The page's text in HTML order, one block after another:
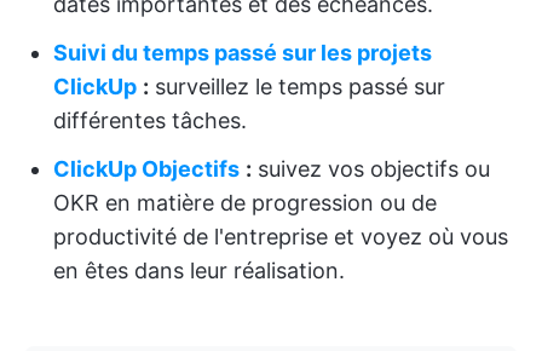
Suivi du temps passé sur les projets
ClickUp : surveillez le temps passé sur
différentes tâches.
ClickUp Objectifs : suivez vos objectifs ou
OKR en matière de progression ou de
productivité de l'entreprise et voyez où vous
en êtes dans leur réalisation.